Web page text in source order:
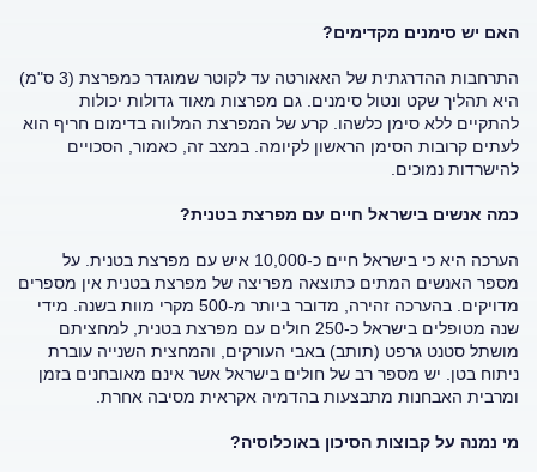
האם יש סימנים מקדימים?
התרחבות ההדרגתית של האאורטה עד לקוטר שמוגדר כמפרצת (3 ס"מ)
היא תהליך שקט ונטול סימנים. גם מפרצות מאוד גדולות יכולות
להתקיים ללא סימן כלשהו. קרע של המפרצת המלווה בדימום חריף הוא
לעתים קרובות הסימן הראשון לקיומה. במצב זה, כאמור, הסכויים
להישרדות נמוכים.
כמה אנשים בישראל חיים עם מפרצת בטנית?
הערכה היא כי בישראל חיים כ-10,000 איש עם מפרצת בטנית. על
מספר האנשים המתים כתוצאה מפריצה של מפרצת בטנית אין מספרים
מדויקים. בהערכה זהירה, מדובר ביותר מ-500 מקרי מוות בשנה. מידי
שנה מטופלים בישראל כ-250 חולים עם מפרצת בטנית, למחציתם
מושתל סטנט גרפט (תותב) באבי העורקים, והמחצית השנייה עוברת
ניתוח בטן. יש מספר רב של חולים בישראל אשר אינם מאובחנים בזמן
ומרבית האבחנות מתבצעות בהדמיה אקראית מסיבה אחרת.
מי נמנה על קבוצות הסיכון באוכלוסיה?